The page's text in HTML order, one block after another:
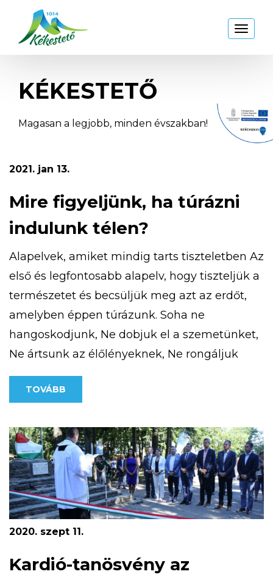
KÉKESTETŐ
Magasan a legjobb, minden évszakban!
2021. jan 13.
Mire figyeljünk, ha túrázni
indulunk télen?
Alapelvek, amiket mindig tarts tiszteletben Az
első és legfontosabb alapelv, hogy tiszteljük a
természetet és becsüljük meg azt az erdőt,
amelyben éppen túrázunk. Soha ne
hangoskodjunk, Ne dobjuk el a szemetünket,
Ne ártsunk az élőlényeknek, Ne rongáljuk
meg a mások által létrehozott erdei
objektumokat. Megfelelő felszerelés megléte
rövidebb túrát […]
TOVÁBB
2020. szept 11.
Kardió-tanösvény az